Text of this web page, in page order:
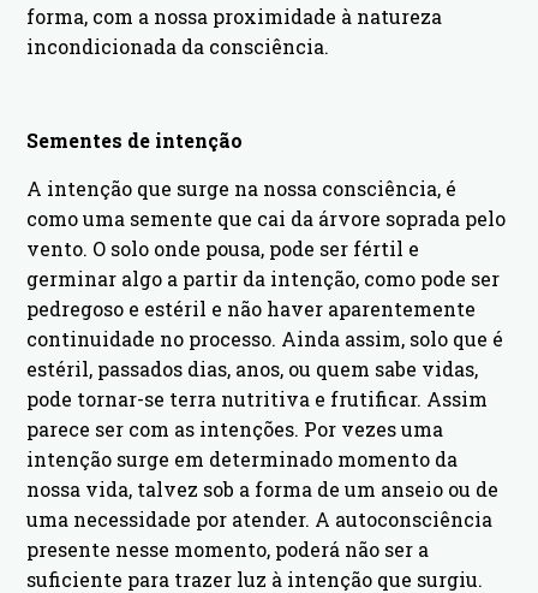
forma, com a nossa proximidade à natureza
incondicionada da consciência.
Sementes de intenção
A intenção que surge na nossa consciência, é
como uma semente que cai da árvore soprada pelo
vento. O solo onde pousa, pode ser fértil e
germinar algo a partir da intenção, como pode ser
pedregoso e estéril e não haver aparentemente
continuidade no processo. Ainda assim, solo que é
estéril, passados dias, anos, ou quem sabe vidas,
pode tornar-se terra nutritiva e frutificar. Assim
parece ser com as intenções. Por vezes uma
intenção surge em determinado momento da
nossa vida, talvez sob a forma de um anseio ou de
uma necessidade por atender. A autoconsciência
presente nesse momento, poderá não ser a
suficiente para trazer luz à intenção que surgiu.